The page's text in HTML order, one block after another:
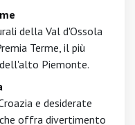
della Val d'Ossola
Terme, il più
Piemonte.
e desiderate
offra divertimento